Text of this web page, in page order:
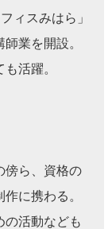
ィスみはら」
業を開設。
活躍。
傍ら、資格の
に携わる。
の活動なども